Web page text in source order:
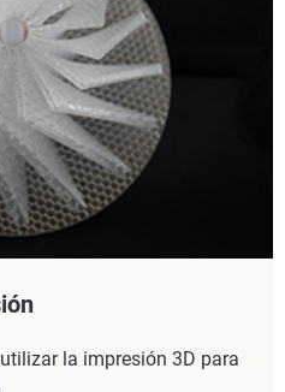
la impresión 3D para